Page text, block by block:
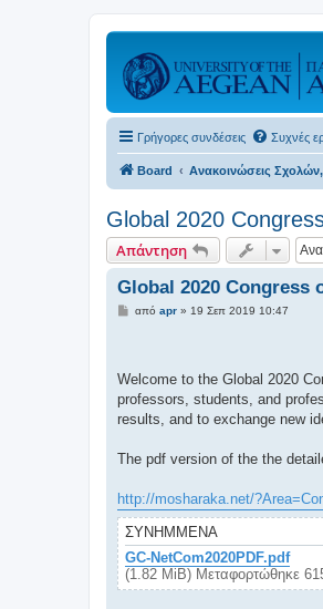
Γρήγορες συνδέσεις Συχνές
Board Ανακοινώσεις
Global 2020
Απάντηση
Global 2020 Congress
Δ
ί
υ
σ
από apr» 19 Σεπ 2019 10:47
Welcome to the Global 2020
professors, students, and
results, and to exchange new
The pdf version of the the
http://mosharaka.net/
ΣΥΝΗΜΜΈΝΑ
GC-NetCom2020PDF.pdf
(1.82 MiB) Μεταφορτώθηκε